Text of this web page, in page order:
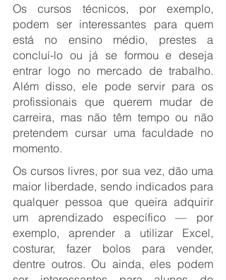
Os cursos técnicos, por exemplo,
podem ser interessantes para quem
está no ensino médio, prestes a
concluí-lo ou já se formou e deseja
entrar logo no mercado de trabalho.
Além disso, ele pode servir para os
profissionais que querem mudar de
carreira, mas não têm tempo ou não
pretendem cursar uma faculdade no
momento.
Os cursos livres, por sua vez, dão uma
maior liberdade, sendo indicados para
qualquer pessoa que queira adquirir
um aprendizado específico — por
exemplo, aprender a utilizar Excel,
costurar, fazer bolos para vender,
dentre outros. Ou ainda, eles podem